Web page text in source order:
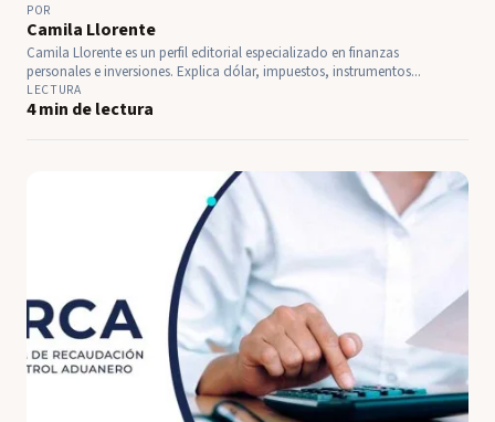
POR
Camila Llorente
Camila Llorente es un perfil editorial especializado en finanzas
personales e inversiones. Explica dólar, impuestos, instrumentos...
LECTURA
4 min de lectura